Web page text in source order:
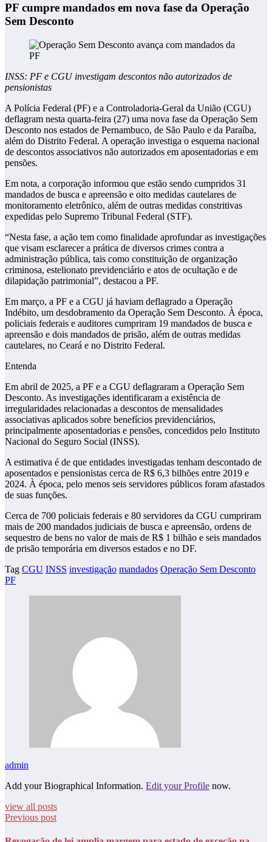
PF cumpre mandados em nova fase da Operação
Sem Desconto
INSS: PF e CGU investigam descontos não autorizados de
pensionistas
A Polícia Federal (PF) e a Controladoria-Geral da União (CGU)
deflagram nesta quarta-feira (27) uma nova fase da Operação Sem
Desconto nos estados de Pernambuco, de São Paulo e da Paraíba,
além do Distrito Federal. A operação investiga o esquema nacional
de descontos associativos não autorizados em aposentadorias e em
pensões.
Em nota, a corporação informou que estão sendo cumpridos 31
mandados de busca e apreensão e oito medidas cautelares de
monitoramento eletrônico, além de outras medidas constritivas
expedidas pelo Supremo Tribunal Federal (STF).
“Nesta fase, a ação tem como finalidade aprofundar as investigações
que visam esclarecer a prática de diversos crimes contra a
administração pública, tais como constituição de organização
criminosa, estelionato previdenciário e atos de ocultação e de
dilapidação patrimonial”, destacou a PF.
Em março, a PF e a CGU já haviam deflagrado a Operação
Indébito, um desdobramento da Operação Sem Desconto. À época,
policiais federais e auditores cumpriram 19 mandados de busca e
apreensão e dois mandados de prisão, além de outras medidas
cautelares, no Ceará e no Distrito Federal.
Entenda
Em abril de 2025, a PF e a CGU deflagraram a Operação Sem
Desconto. As investigações identificaram a existência de
irregularidades relacionadas a descontos de mensalidades
associativas aplicados sobre benefícios previdenciários,
principalmente aposentadorias e pensões, concedidos pelo Instituto
Nacional do Seguro Social (INSS).
A estimativa é de que entidades investigadas tenham descontado de
aposentados e pensionistas cerca de R$ 6,3 bilhões entre 2019 e
2024. À época, pelo menos seis servidores públicos foram afastados
de suas funções.
Cerca de 700 policiais federais e 80 servidores da CGU cumpriram
mais de 200 mandados judiciais de busca e apreensão, ordens de
sequestro de bens no valor de mais de R$ 1 bilhão e seis mandados
de prisão temporária em diversos estados e no DF.
Tag CGU INSS investigação mandados Operação Sem Desconto
PF
admin
Add your Biographical Information. Edit your Profile now.
view all posts
Previous post